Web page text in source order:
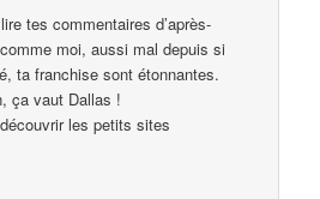
tes commentaires d’après-
moi, aussi mal depuis si
ta franchise sont étonnantes.
ça vaut Dallas !
les petits sites